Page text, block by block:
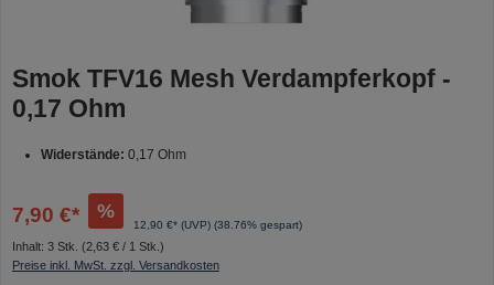
Smok TFV16 Mesh Verdampferkopf -
0,17 Ohm
Widerstände: 0,17 Ohm
7,90 €* %
12,90 €* (UVP) (38.76% gespart)
Inhalt: 3 Stk. (2,63 € / 1 Stk.)
Preise inkl. MwSt. zzgl. Versandkosten